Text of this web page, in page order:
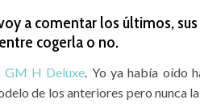
a comentar los últimos,
cogerla o no.
GM H Deluxe . Yo ya había oído
de los anteriores pero nunca